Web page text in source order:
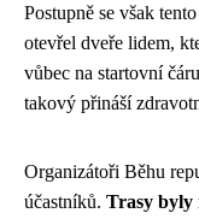
Postupně se však
otevřel dveře lidem,
vůbec na startovní
takový přináší
Organizátoři Běhu
účastníků. Trasy byly